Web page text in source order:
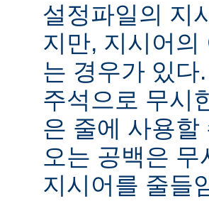
설정파일의 지
지만, 지시어
는 경우가 있
주석으로 무시
은 줄에 사용할
오는 공백은
지시어를 줄들